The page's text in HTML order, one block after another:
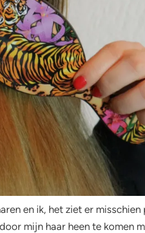
en ik, het ziet er
mijn haar heen te komen